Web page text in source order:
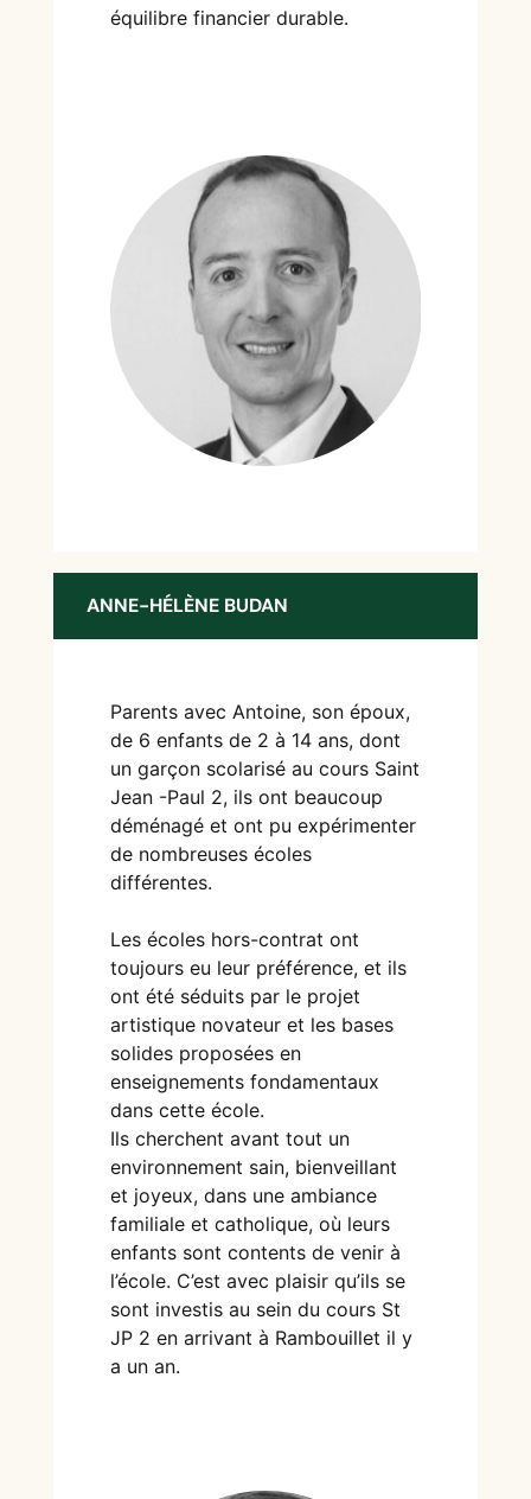
équilibre financier durable.
ANNE-HÉLÈNE BUDAN
Parents avec Antoine, son époux,
de 6 enfants de 2 à 14 ans, dont
un garçon scolarisé au cours Saint
Jean -Paul 2, ils ont beaucoup
déménagé et ont pu expérimenter
de nombreuses écoles
différentes.
Les écoles hors-contrat ont
toujours eu leur préférence, et ils
ont été séduits par le projet
artistique novateur et les bases
solides proposées en
enseignements fondamentaux
dans cette école.
Ils cherchent avant tout un
environnement sain, bienveillant
et joyeux, dans une ambiance
familiale et catholique, où leurs
enfants sont contents de venir à
l’école. C’est avec plaisir qu’ils se
sont investis au sein du cours St
JP 2 en arrivant à Rambouillet il y
a un an.